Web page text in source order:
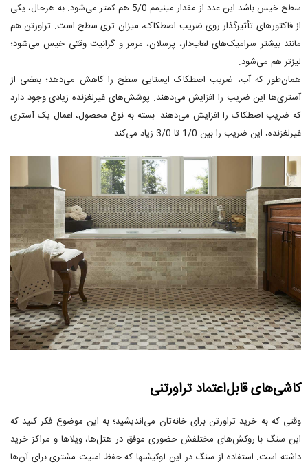
سطح خیس باشد این عدد از مقدار مینیمم 5/0 هم کمتر می‌شود. به هرحال، یکی
از فاکتورهای تأثیرگذار روی ضریب اصطکاک، میزان تری سطح است. تراورتن هم
مانند بیشتر سرامیک‌های لعاب‌دار، پرسلان، مرمر و گرانیت وقتی خیس می‌شود؛
لیزتر هم می‌شود.
همان‌طور که آب، ضریب اصطکاک ایستایی سطح را کاهش می‌دهد؛ بعضی از
آستری‌ها این ضریب را افزایش می‌دهند. پوشش‌های غیرلغزنده زیادی وجود دارد
که ضریب اصطکاک را افزایش می‌دهند. بسته به نوع محصول، اعمال یک آستری
غیرلغزنده، این ضریب را بین 1/0 تا 3/0 زیاد می‌کند.
کاشی‌های قابل‌اعتماد تراورتنی
وقتی که به خرید تراورتن برای خانه‌تان می‌اندیشید؛ به این موضوع فکر کنید که
این سنگ با روکش‌های مختلفش حضوری موفق در هتل‌ها، ویلاها و مراکز خرید
داشته است. استفاده از سنگ در این لوکیشنها که حفظ امنیت مشتری برای آن‌ها